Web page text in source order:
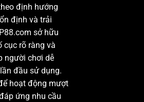
định hướng
định và trải
sở hữu
cục rõ ràng và
người chơi dễ
đầu sử dụng.
hoạt động mượt
ứng nhu cầu